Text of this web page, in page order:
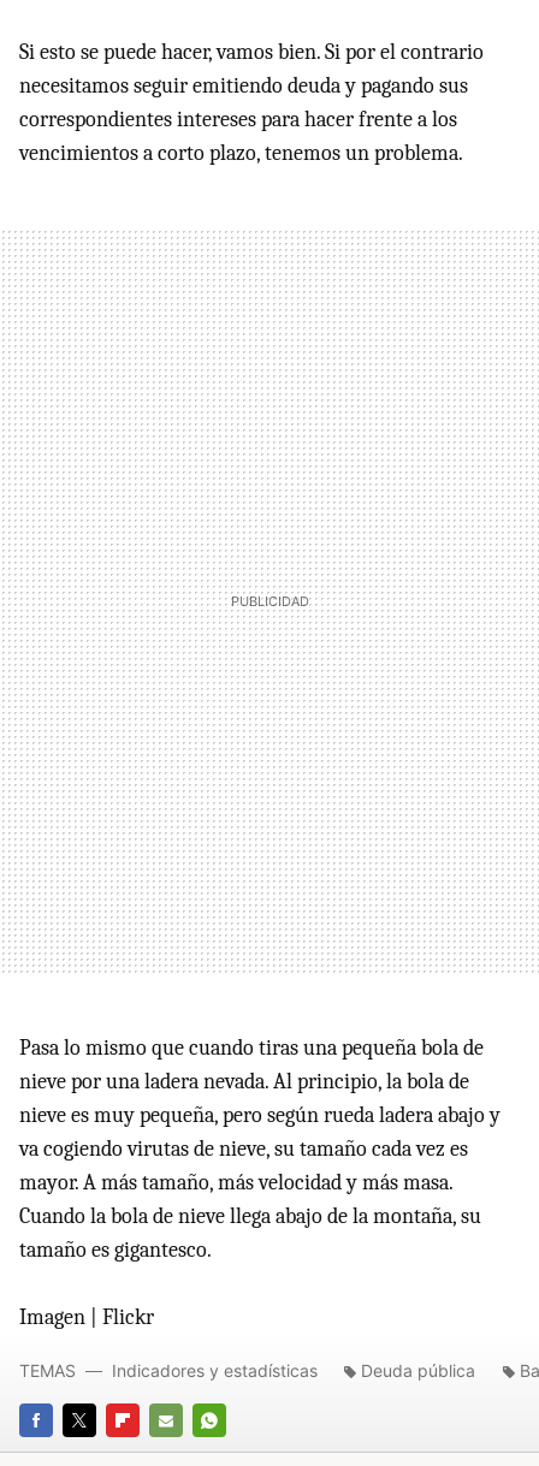
Si esto se puede hacer, vamos bien. Si por el contrario
necesitamos seguir emitiendo deuda y pagando sus
correspondientes intereses para hacer frente a los
vencimientos a corto plazo, tenemos un problema.
Pasa lo mismo que cuando tiras una pequeña bola de
nieve por una ladera nevada. Al principio, la bola de
nieve es muy pequeña, pero según rueda ladera abajo y
va cogiendo virutas de nieve, su tamaño cada vez es
mayor. A más tamaño, más velocidad y más masa.
Cuando la bola de nieve llega abajo de la montaña, su
tamaño es gigantesco.
Imagen | Flickr
FACEBOOK
TWITTERFLIPBOARD
E-
WHATSAPP
TEMAS Indicadores y estadísticas Deuda pública